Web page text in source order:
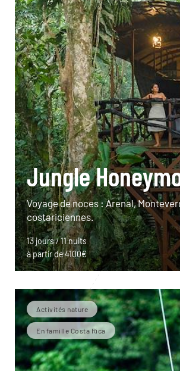
Jungle
Voyage de noces : Arenal,
costariciennes.
13 jours / 11 nuits
à partir de 4100€
Activités nature
En famille Costa Rica